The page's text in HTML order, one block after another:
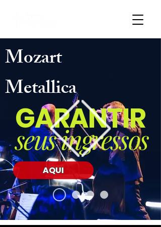
Mozart
Metallica
GARANTIR
seus ingressos
AQUI